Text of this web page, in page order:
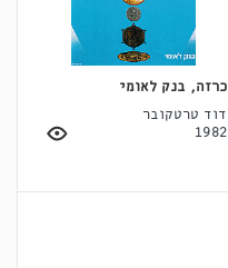
כרזה, בנק לאומי
דוד טרטקובר
1982